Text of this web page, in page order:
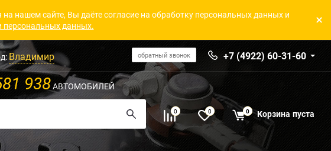
нашем сайте, Вы даёте согласие на обработку персональных данных и
персональных данных.
Владимир обратный звонок +7 (4922) 60-31-60
938АВТОМОБИЛЕЙ
0 0 0 Корзина пуста